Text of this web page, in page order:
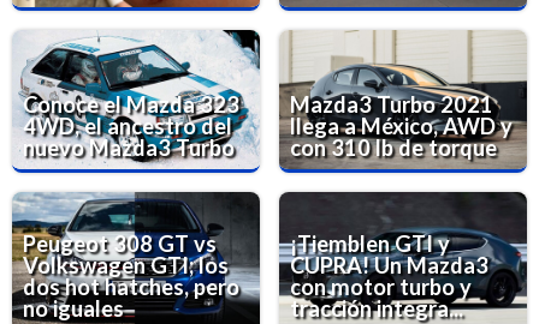
Conoce el Mazda 323
4WD, el ancestro del
nuevo Mazda3 Turbo
Mazda3 Turbo 2021
llega a México, AWD y
con 310 lb de torque
Peugeot 308 GT vs
Volkswagen GTI; los
dos hot hatches, pero
no iguales
¡Tiemblen GTI y
CUPRA! Un Mazda3
con motor turbo y
tracción integra...